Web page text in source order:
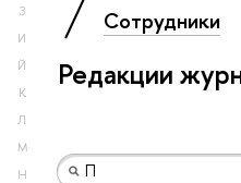
З
И
Й
К
Л
М
Н
Сотрудники
Редакции